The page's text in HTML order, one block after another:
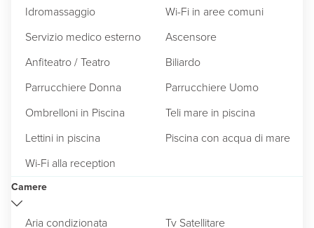
Idromassaggio
Wi-Fi in aree comuni
Servizio medico esterno
Ascensore
Anfiteatro / Teatro
Biliardo
Parrucchiere Donna
Parrucchiere Uomo
Ombrelloni in Piscina
Teli mare in piscina
Lettini in piscina
Piscina con acqua di mare
Wi-Fi alla reception
Camere
Aria condizionata
Tv Satellitare